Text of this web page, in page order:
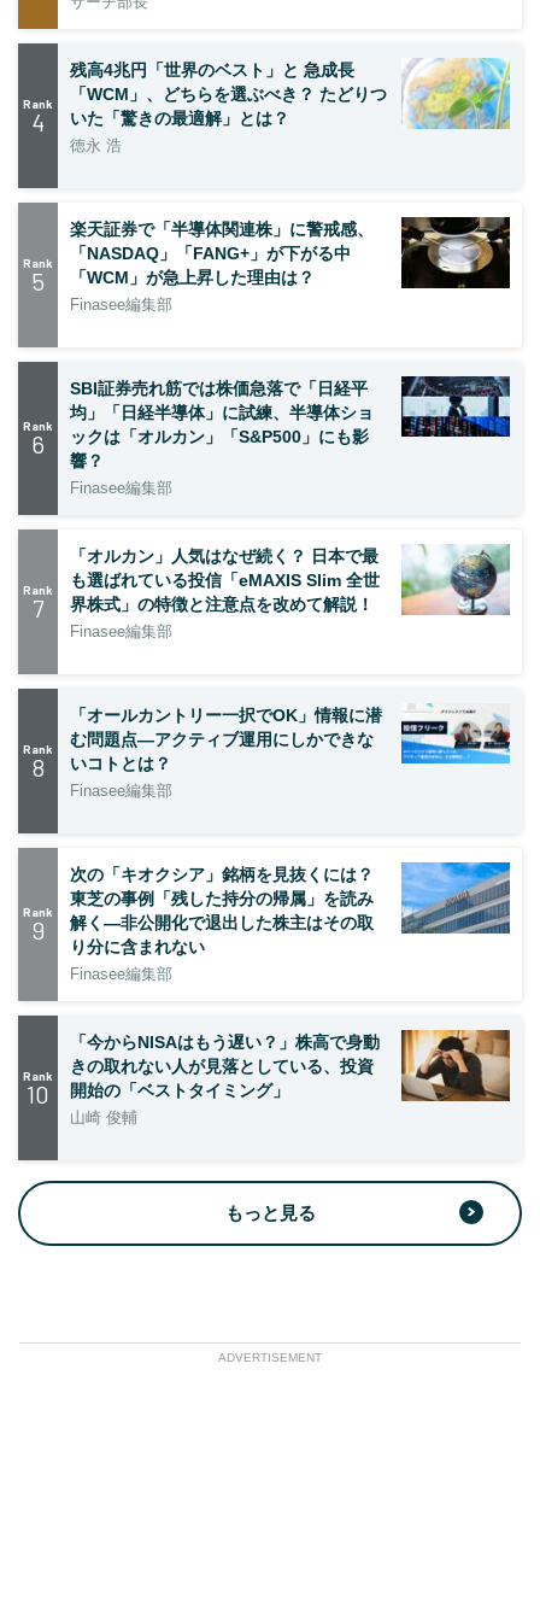
Rank
4
残高4兆円「世界のベスト」と 急成長
「WCM」、どちらを選ぶべき？ たどりつ
いた「驚きの最適解」とは？
徳永 浩
Rank
5
楽天証券で「半導体関連株」に警戒感、
「NASDAQ」「FANG+」が下がる中
「WCM」が急上昇した理由は？
Finasee編集部
Rank
6
SBI証券売れ筋では株価急落で「日経平
均」「日経半導体」に試練、半導体ショ
ックは「オルカン」「S&P500」にも影
響？
Finasee編集部
Rank
7
「オルカン」人気はなぜ続く？ 日本で最
も選ばれている投信「eMAXIS Slim 全世
界株式」の特徴と注意点を改めて解説！
Finasee編集部
Rank
8
「オールカントリー一択でOK」情報に潜
む問題点―アクティブ運用にしかできな
いコトとは？
Finasee編集部
Rank
9
次の「キオクシア」銘柄を見抜くには？
東芝の事例「残した持分の帰属」を読み
解く—非公開化で退出した株主はその取
り分に含まれない
Finasee編集部
Rank
10
「今からNISAはもう遅い？」株高で身動
きの取れない人が見落としている、投資
開始の「ベストタイミング」
山崎 俊輔
もっと見る
ADVERTISEMENT